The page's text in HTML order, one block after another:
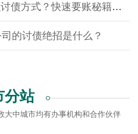
上一篇：南京要账需要什么讨债方式？快速要账秘籍推荐
的讨债绝招是什么？
分站
大中城市均有办事机构和合作伙伴